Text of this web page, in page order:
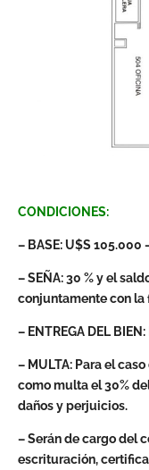
CONDICIONES:
– BASE: U$S 105.000
– SEÑA: 30 % y el
conjuntamente con
– ENTREGA DEL
– MULTA: Para el
como multa el 30%
daños y perjuicios.
– Serán de cargo del
escrituración,